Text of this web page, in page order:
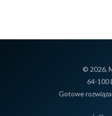
© 2026,
64-100
Gotowe